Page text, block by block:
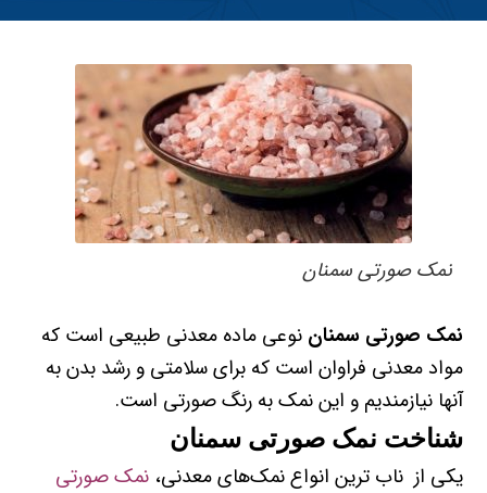
نمک صورتی سمنان
نمک صورتی سمنان نوعی ماده معدنی طبیعی است که
مواد معدنی فراوان است که برای سلامتی و رشد بدن به
آنها نیازمندیم و این نمک به رنگ صورتی است.
شناخت نمک صورتی سمنان
یکی از ناب ترین انواع نمک‌های معدنی، نمک صورتی